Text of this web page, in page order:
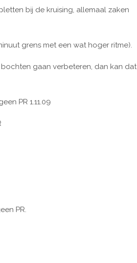
bij de kruising, allemaal zaken
grens met een wat hoger ritme).
bochten gaan verbeteren, dan kan dat
PR 1.11.09
PR.